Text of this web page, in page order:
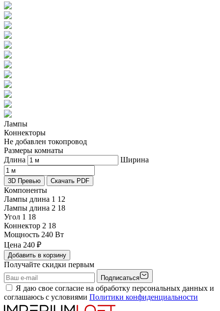
Лампы
Коннекторы
Не добавлен токопровод
Размеры комнаты
Длина
Ширина
3D Превью Скачать PDF
Компоненты
Лампы длина 1 12
Лампы длина 2 18
Угол 1 18
Коннектор 2 18
Мощность 240 Вт
Цена 240 ₽
Добавить в корзину
Получайте скидки первым
Подписаться
Я даю свое согласие на обработку персональных данных и
соглашаюсь с условиями Политики конфиденциальности